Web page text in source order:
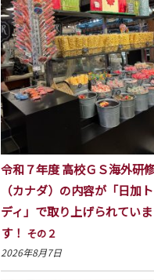
令和７年度 高校ＧＳ海外研
（カナダ）の内容が「日加
ディ」で取り上げられていま
す！ その２
2026年8月7日